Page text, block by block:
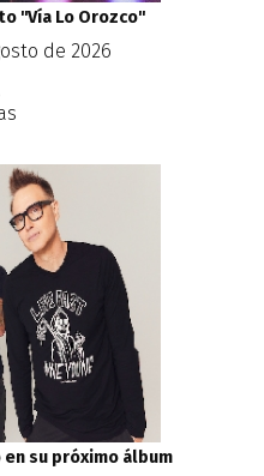
''Vía Lo Orozco''
de 2026
su próximo álbum